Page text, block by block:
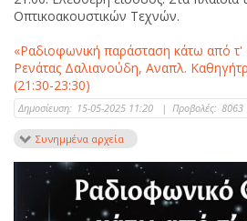
Οπτικοακουστικών Τεχνών.
«Ραδιοφωνική παράσταση κάτω από τ'
Ρενάτας Δαλιανούδη, Αναπλ.
(21:30-23:30)
Δημοσίευση: 15-05-2025 11:20 | Προβολές: 8063
Συνημμένα αρχεία